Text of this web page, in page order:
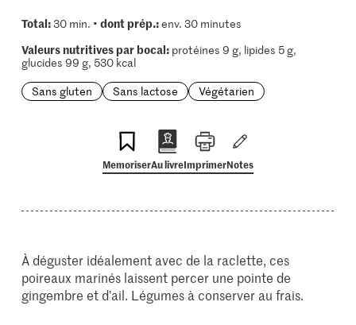
Total:30 min. • dont prép.:env. 30 minutes
Valeurs nutritives par bocal:protéines 9 g, lipides 5 g,
glucides 99 g, 530 kcal
Sans gluten
Sans lactose Végétarien
MemoriserAu livreImprimerNotes
À déguster idéalement avec de la raclette, ces
poireaux marinés laissent percer une pointe de
gingembre et d’ail. Légumes à conserver au frais.